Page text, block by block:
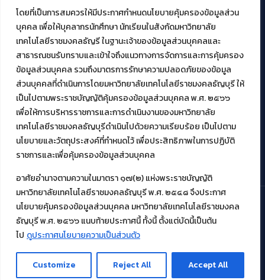
โดยที่เป็นการสมควรให้มีประกาศกำหนดนโยบายคุ้มครองข้อมูลส่วน
บุคคล เพื่อให้บุคลากรนักศึกษา นักเรียนในสังกัดมหาวิทยาลัย
เทคโนโลยีราชมงคลธัญรี ในฐานะเจ้าของข้อมูลส่วนบุคคลและ
สาธารณชนรับทราบและเข้าใจถึงแนวทางการจัดการและการคุ้มครอง
ข้อมูลส่วนบุคคล รวมถึงมาตรการรักษาความปลอดภัยของข้อมูล
ส่วนบุคคลที่ดำเนินการโดยมหาวิทยาลัยเทคโนโลยีราชมงคลธัญบุรี ให้
เป็นไปตามพระราชบัญญัติคุ้มครองข้อมูลส่วนบุคคล พ.ศ. ๒๕๖๖
เพื่อให้การบริหารราชการและการดำเนินงานของมหาวิทยาลัย
เทคโนโลยีราชมงคลธัญบุรีดำเนินไปด้วยความเรียบร้อย เป็นไปตาม
นโยบายและวัตถุประสงค์ที่กำหนดไว้ เพื่อประสิทธิภาพในการปฏิบัติ
ราชการและเพื่อคุ้มครองข้อมูลส่วนบุคคล
อาศัยอำนาจตามความในมาตรา ๑๗(๒) แห่งพระราชบัญญัติ
มหาวิทยาลัยเทคโนโลยีราชมงคลธัญบุรี พ.ศ. ๒๕๔๘ จึงประกาศ
นโยบายคุ้มครองข้อมูลส่วนบุคคล มหาวิทยาลัยเทคโนโลยีราชมงคล
ธัญบุรี พ.ศ. ๒๕๖๖ แนบท้ายประกาศนี้ ทั้งนี้ ตั้งแต่บัดนี้เป็นต้น
ไป ดูประกาศนโยบายความเป็นส่วนตัว
Customize Reject All Accept All
สมัยใหม่ (MoSeC)
งานบริการวิชาการให้กับหน่วยงานภายนอก
โครงการส่งเสริมและพัฒนาผู้ประกอบการ SME โดย. มทร.ธัญบุรี
กิจกรรมการเชื่อมโยงเครือข่ายผู้ให้บริการเครื่องจักรกลทางการ
เกษตร ภายใต้โครงการส่งเสริมการรแปรรูปสินค้าเกษตรระดับชุมชน
กรมส่งเสริมอุตสาหกรรม
โครงการยกระดับเศรษฐกิจและสังคมรายตำบลแบบบูรณาการ (1
ตำบล 1 มหาวิทยาลัย)
© 2021 สำนักวิทยบริการและเทคโนโลยีสารสนเทศ มหาวิทยาลัย
เทคโนโลยีราชมงคลธัญบุรี